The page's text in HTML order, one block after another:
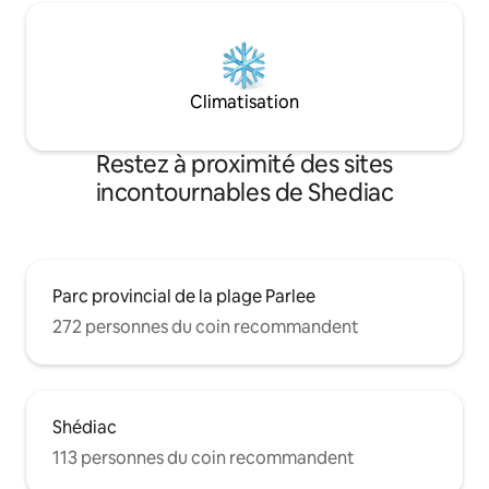
Climatisation
Restez à proximité des sites
incontournables de Shediac
Parc provincial de la plage Parlee
272 personnes du coin recommandent
Shédiac
113 personnes du coin recommandent